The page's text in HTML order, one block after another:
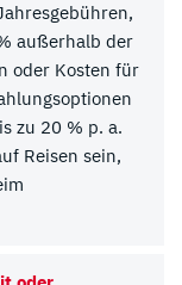
außerhalb der
oder Kosten für
zu 20 % p. a.
Reisen sein,